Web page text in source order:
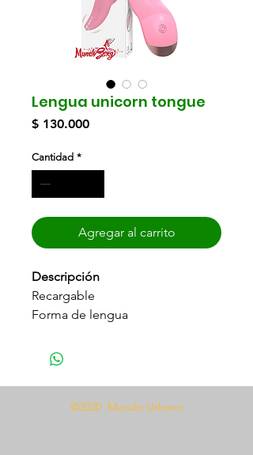
Lengua unicorn tongue
$ 130.000Precio
Cantidad *
Agregar al carrito
Descripción
Recargable
Forma de lengua
10 Modos de vibraciones
Hecho de material abs y silicona
©2020 Mundo Urbano